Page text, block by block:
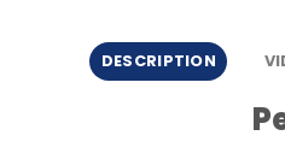
DESCRIPTION